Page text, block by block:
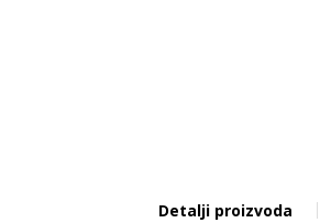
Detalji proizvoda